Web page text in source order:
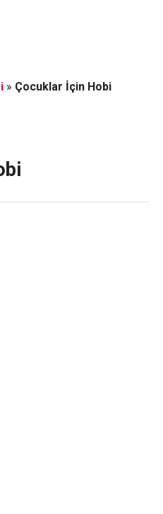
» Çocuklar İçin Hobi